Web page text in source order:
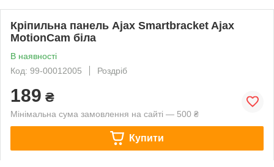
Кріпильна панель Ajax Smartbracket Ajax
MotionCam біла
В наявності
Код: 99-00012005
Роздріб
189 ₴
Мінімальна сума замовлення на сайті — 500 ₴
Купити